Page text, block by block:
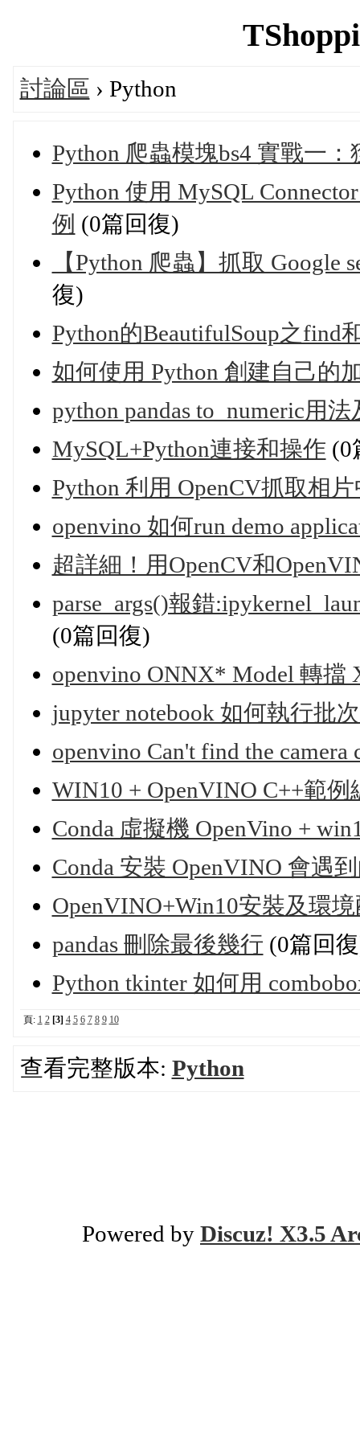
討論區 › Python
Python 爬蟲模塊bs4 實戰一
Python 使用 MySQL
例 (0篇回復)
【Python 爬蟲】抓取 Google
復)
Python的BeautifulSoup之find
如何使用 Python 創建自己的
python pandas to_numeric用
MySQL+Python連接和操作 (0
Python 利用 OpenCV抓取相
openvino 如何run demo
超詳細！用OpenCV和
parse_args()報錯
(0篇回復)
openvino ONNX* Model 轉擋
jupyter notebook 如何執行批
openvino Can't find the camera
WIN10 + OpenVINO C++範
Conda 虛擬機 OpenVino +
Conda 安裝 OpenVINO 會遇
OpenVINO+Win10安裝及環
pandas 刪除最後幾行 (0篇回
Python tkinter 如何用
頁: 1 2 [3] 4 5 6 7 8 9 10
查看完整版本: Python
Powered by Discuz! X3.5